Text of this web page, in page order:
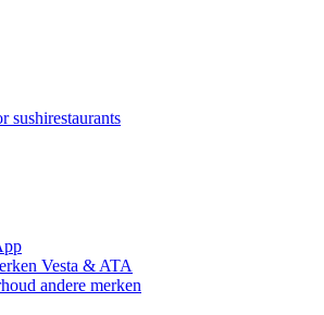
sushirestaurants
Vesta & ATA
andere merken